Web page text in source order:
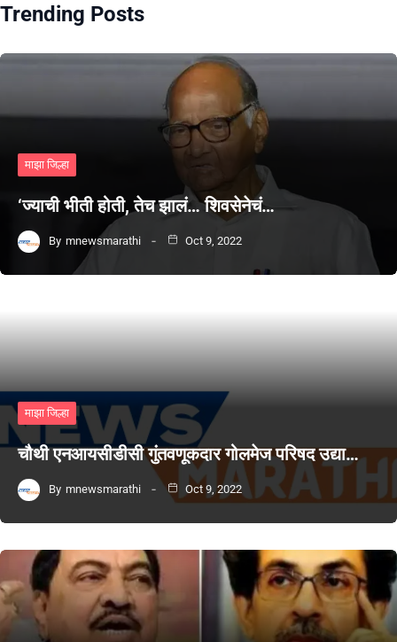
Trending Posts
माझा जिल्हा
‘ज्याची भीती होती, तेच झालं… शिवसेनेचं…
By mnewsmarathi Oct 9, 2022
माझा जिल्हा
चौथी एनआयसीडीसी गुंतवणूकदार गोलमेज परिषद उद्या…
By mnewsmarathi Oct 9, 2022